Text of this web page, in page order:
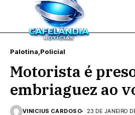
Palotina Policial
Motorista é
embriaguez ao
VINICIUS CARDOSO 23 DE JANEIRO